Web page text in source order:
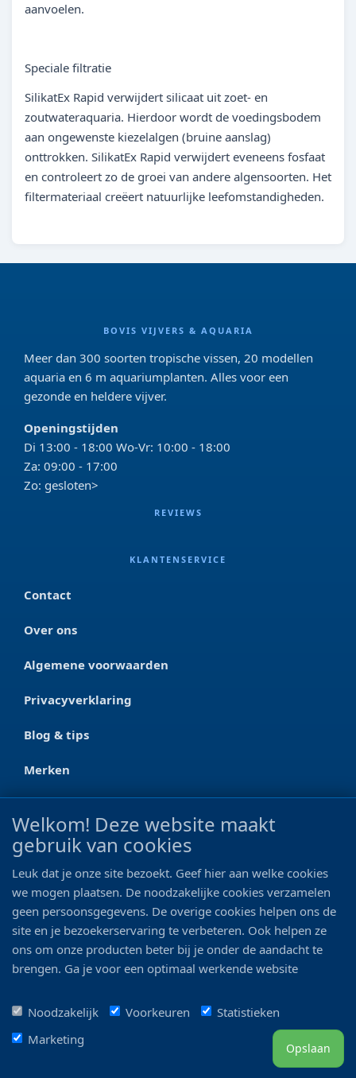
aanvoelen.
Speciale filtratie
SilikatEx Rapid verwijdert silicaat uit zoet- en
zoutwateraquaria. Hierdoor wordt de voedingsbodem
aan ongewenste kiezelalgen (bruine aanslag)
onttrokken. SilikatEx Rapid verwijdert eveneens fosfaat
en controleert zo de groei van andere algensoorten. Het
filtermateriaal creëert natuurlijke leefomstandigheden.
BOVIS VIJVERS & AQUARIA
Meer dan 300 soorten tropische vissen, 20 modellen
aquaria en 6 m aquariumplanten. Alles voor een
gezonde en heldere vijver.
Openingstijden
Di 13:00 - 18:00 Wo-Vr: 10:00 - 18:00
Za: 09:00 - 17:00
Zo: gesloten>
REVIEWS
KLANTENSERVICE
Contact
Over ons
Algemene voorwaarden
Privacyverklaring
Blog & tips
Merken
CONTACT
Ootmarsumseweg 125a
0546 - 622 990
06 - 11 19 81 42
info@bo-vis.nl
Welkom! Deze website maakt
gebruik van cookies
Leuk dat je onze site bezoekt. Geef hier aan welke cookies
we mogen plaatsen. De noodzakelijke cookies verzamelen
geen persoonsgegevens. De overige cookies helpen ons de
site en je bezoekerservaring te verbeteren. Ook helpen ze
ons om onze producten beter bij je onder de aandacht te
brengen. Ga je voor een optimaal werkende website
Noodzakelijk
Voorkeuren
Statistieken
Marketing
Opslaan